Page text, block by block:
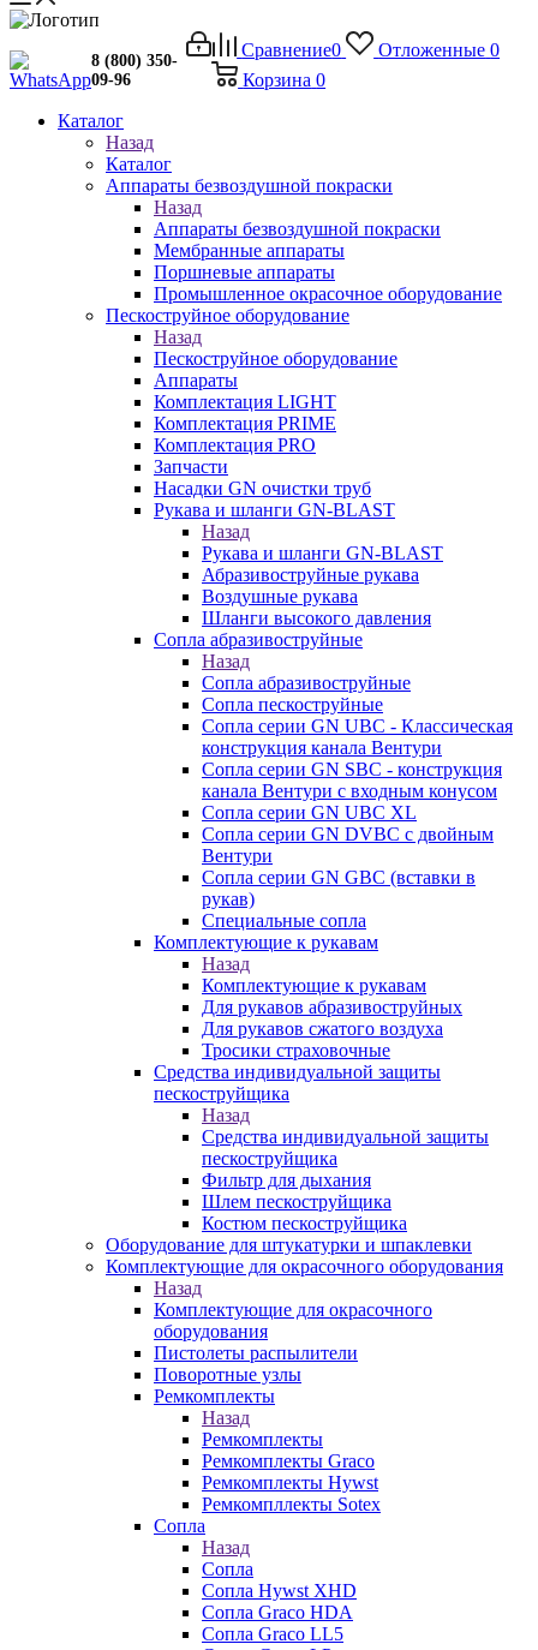
Сравнение0 Отложенные 0
Корзина 0
8 (800) 350-
09-96
Каталог
Назад
Каталог
Аппараты безвоздушной покраски
Назад
Аппараты безвоздушной покраски
Мембранные аппараты
Поршневые аппараты
Промышленное окрасочное оборудование
Пескоструйное оборудование
Назад
Пескоструйное оборудование
Аппараты
Комплектация LIGHT
Комплектация PRIME
Комплектация PRO
Запчасти
Насадки GN очистки труб
Рукава и шланги GN-BLAST
Назад
Рукава и шланги GN-BLAST
Абразивоструйные рукава
Воздушные рукава
Шланги высокого давления
Сопла абразивоструйные
Назад
Сопла абразивоструйные
Сопла пескоструйные
Сопла серии GN UBC - Классическая
конструкция канала Вентури
Сопла серии GN SBC - конструкция
канала Вентури c входным конусом
Сопла серии GN UBC XL
Сопла серии GN DVBC с двойным
Вентури
Сопла серии GN GBC (вставки в
рукав)
Специальные сопла
Комплектующие к рукавам
Назад
Комплектующие к рукавам
Для рукавов абразивоструйных
Для рукавов сжатого воздуха
Тросики страховочные
Средства индивидуальной защиты
пескоструйщика
Назад
Средства индивидуальной защиты
пескоструйщика
Фильтр для дыхания
Шлем пескоструйщика
Костюм пескоструйщика
Оборудование для штукатурки и шпаклевки
Комплектующие для окрасочного оборудования
Назад
Комплектующие для окрасочного
оборудования
Пистолеты распылители
Поворотные узлы
Ремкомплекты
Назад
Ремкомплекты
Ремкомплекты Graco
Ремкомплекты Hywst
Ремкомпллекты Sotex
Сопла
Назад
Сопла
Сопла Hywst XHD
Сопла Graco HDA
Сопла Graco LL5